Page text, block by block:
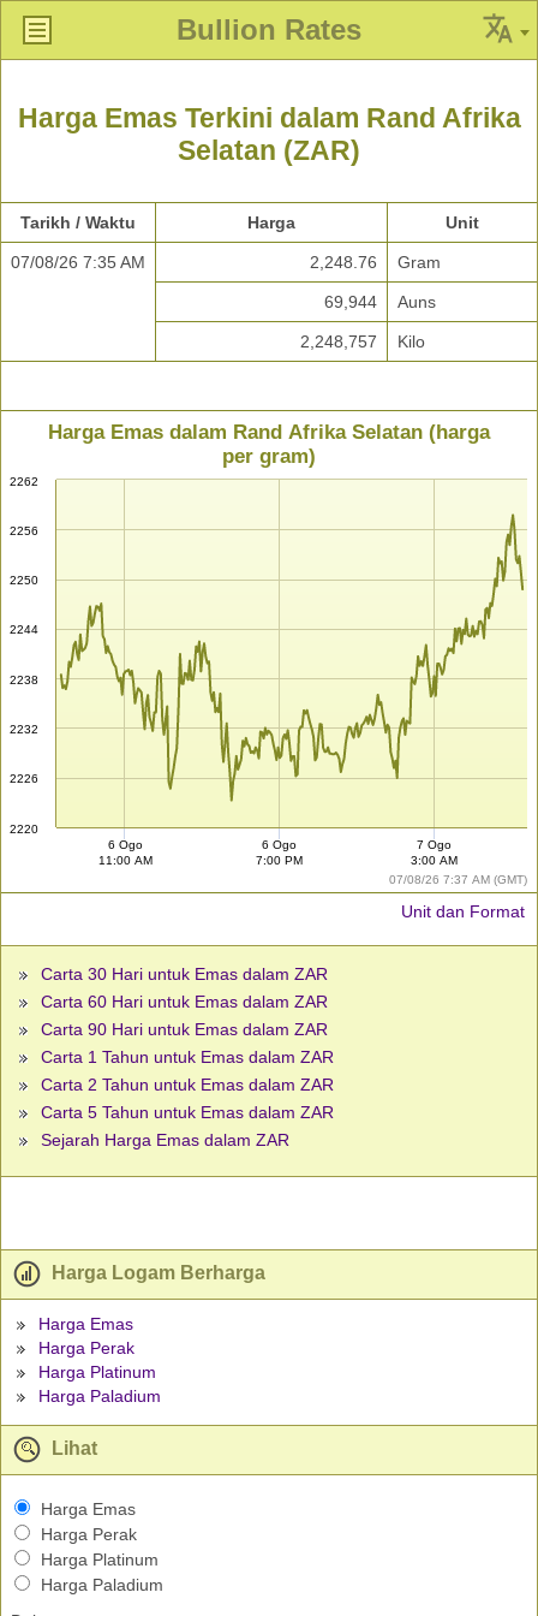
Bullion Rates
Harga Emas Terkini dalam Rand Afrika
Selatan (ZAR)
Tarikh / Waktu Harga Unit
07/08/26 7:35 AM 2,248.76 Gram
69,944 Auns
2,248,757 Kilo
07/08/26 7:37 AM (GMT)
Harga Emas dalam Rand Afrika Selatan (harga
per gram)
2220
2226
2232
2238
2244
2250
2256
2262
6 Ogo
11:00 AM
6 Ogo
7:00 PM
7 Ogo
3:00 AM
Unit dan Format
Carta 30 Hari untuk Emas dalam ZAR
Carta 60 Hari untuk Emas dalam ZAR
Carta 90 Hari untuk Emas dalam ZAR
Carta 1 Tahun untuk Emas dalam ZAR
Carta 2 Tahun untuk Emas dalam ZAR
Carta 5 Tahun untuk Emas dalam ZAR
Sejarah Harga Emas dalam ZAR
Harga Logam Berharga
Harga Emas
Harga Perak
Harga Platinum
Harga Paladium
Lihat
Harga Emas
Harga Perak
Harga Platinum
Harga Paladium